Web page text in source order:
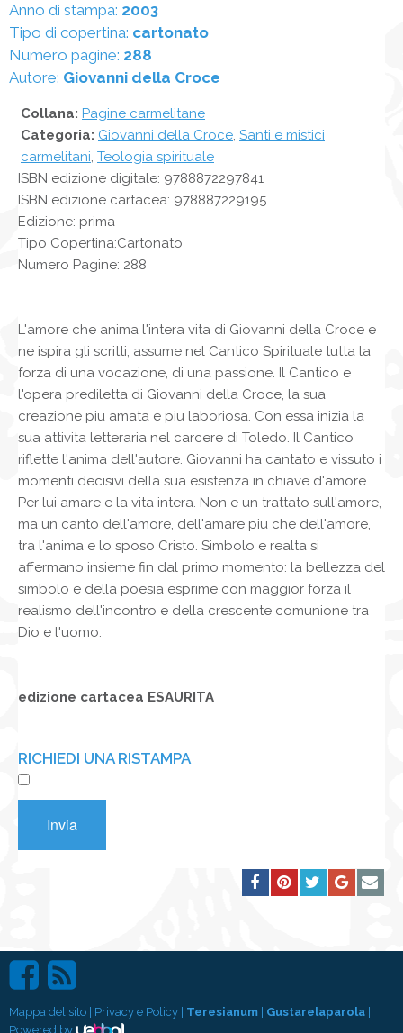
Anno di stampa: 2003
Tipo di copertina: cartonato
Numero pagine: 288
Autore: Giovanni della Croce
Collana: Pagine carmelitane
Categoria: Giovanni della Croce Santi e mistici
carmelitani Teologia spirituale
ISBN edizione digitale: 9788872297841
ISBN edizione cartacea: 978887229195
Edizione: prima
Tipo Copertina:Cartonato
Numero Pagine: 288
L'amore che anima l'intera vita di Giovanni della Croce e
ne ispira gli scritti, assume nel Cantico Spirituale tutta la
forza di una vocazione, di una passione. Il Cantico e
l'opera prediletta di Giovanni della Croce, la sua
creazione piu amata e piu laboriosa. Con essa inizia la
sua attivita letteraria nel carcere di Toledo. Il Cantico
riflette l'anima dell'autore. Giovanni ha cantato e vissuto i
momenti decisivi della sua esistenza in chiave d'amore.
Per lui amare e la vita intera. Non e un trattato sull'amore,
ma un canto dell'amore, dell'amare piu che dell'amore,
tra l'anima e lo sposo Cristo. Simbolo e realta si
affermano insieme fin dal primo momento: la bellezza del
simbolo e della poesia esprime con maggior forza il
realismo dell'incontro e della crescente comunione tra
Dio e l'uomo.
edizione cartacea ESAURITA
RICHIEDI UNA RISTAMPA
Invia
Mappa del sito | Privacy e Policy | Teresianum | Gustarelaparola |
Powered by